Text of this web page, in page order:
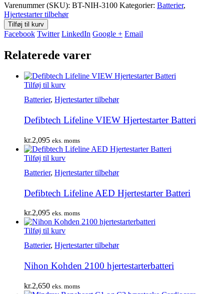
Varenummer (SKU): BT-NIH-3100 Kategorier: Batterier,
Hjertestarter tilbehør
Tilføj til kurv
Facebook Twitter LinkedIn Google + Email
Relaterede varer
Tilføj til kurv
Batterier, Hjertestarter tilbehør
Defibtech Lifeline VIEW Hjertestarter Batteri
kr.2,095 eks. moms
Tilføj til kurv
Batterier, Hjertestarter tilbehør
Defibtech Lifeline AED Hjertestarter Batteri
kr.2,095 eks. moms
Tilføj til kurv
Batterier, Hjertestarter tilbehør
Nihon Kohden 2100 hjertestarterbatteri
kr.2,650 eks. moms